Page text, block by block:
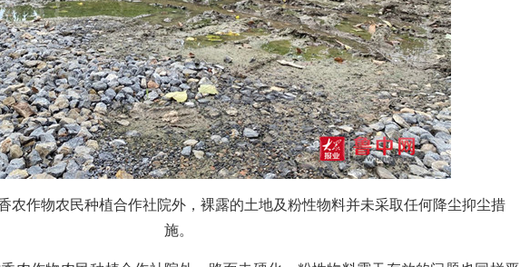
作物农民种植合作社院外，裸露的土地及粉性物料并未采取任何降尘抑尘措
施。